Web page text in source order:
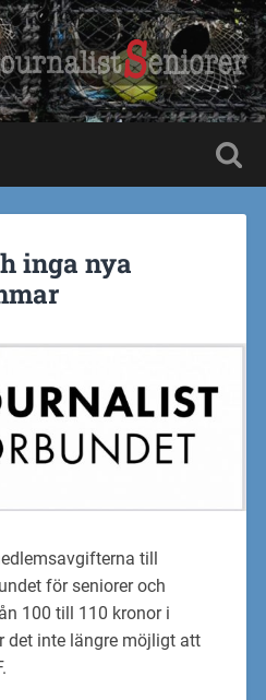
inga nya
till
för seniorer och
100 till 110 kronor i
det inte längre möjligt att